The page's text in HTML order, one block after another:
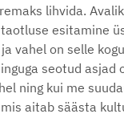
lihvida.
esitamine
vahel on selle
seotud asjad
ning kui me
aitab säästa